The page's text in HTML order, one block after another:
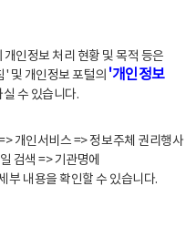
인정보 처리 현황 및 목적 등은
및 개인정보 포털의 '개인정보
수 있습니다.
개인서비스 => 정보주체 권리행사
검색 => 기관명에
내용을 확인할 수 있습니다.